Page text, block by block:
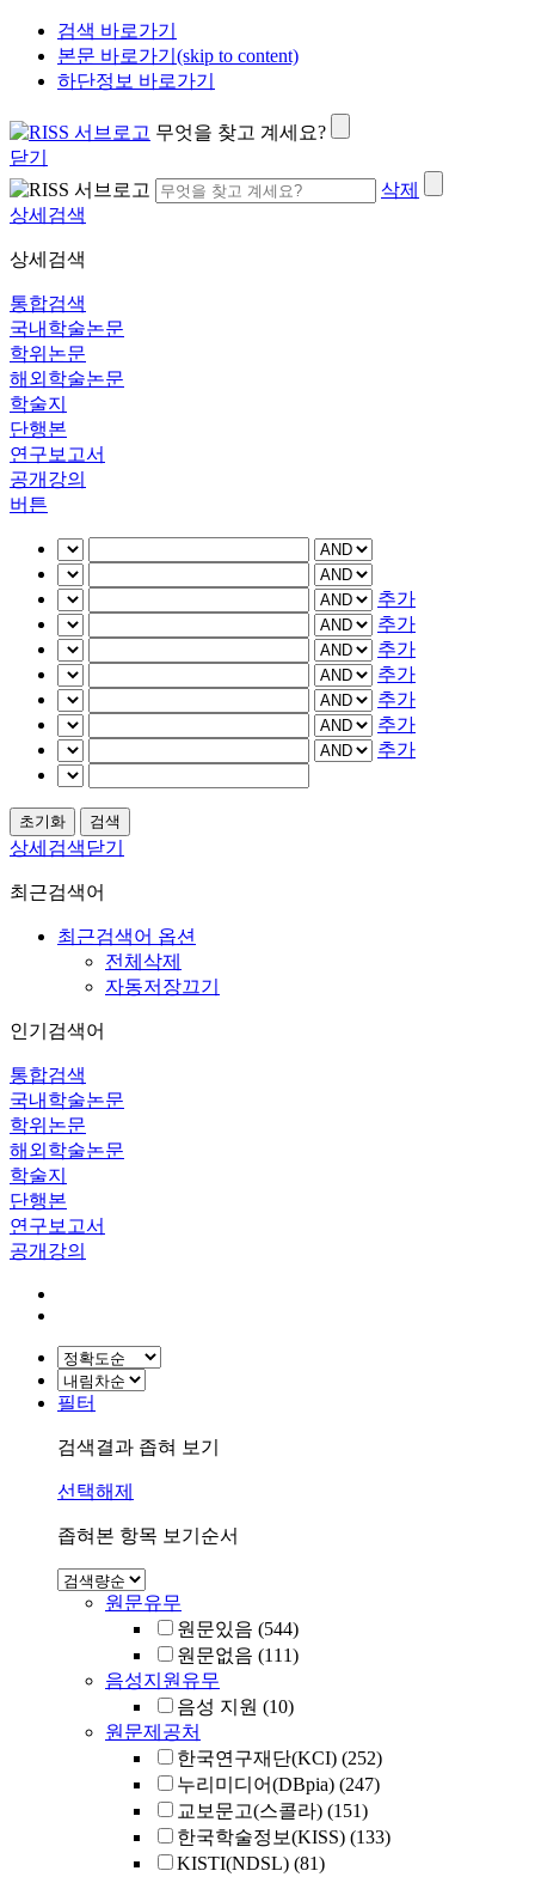
검색 바로가기
본문 바로가기(skip to content)
하단정보 바로가기
무엇을 찾고 계세요?
닫기
삭제
상세검색
상세검색
통합검색
국내학술논문
학위논문
해외학술논문
학술지
단행본
연구보고서
공개강의
버튼
추가
추가
추가
추가
추가
추가
추가
상세검색닫기
최근검색어
최근검색어 옵션
전체삭제
자동저장끄기
인기검색어
통합검색
국내학술논문
학위논문
해외학술논문
학술지
단행본
연구보고서
공개강의
필터
검색결과 좁혀 보기
선택해제
좁혀본 항목 보기순서
원문유무
원문있음 (544)
원문없음 (111)
음성지원유무
음성 지원 (10)
원문제공처
한국연구재단(KCI) (252)
누리미디어(DBpia) (247)
교보문고(스콜라) (151)
한국학술정보(KISS) (133)
KISTI(NDSL) (81)